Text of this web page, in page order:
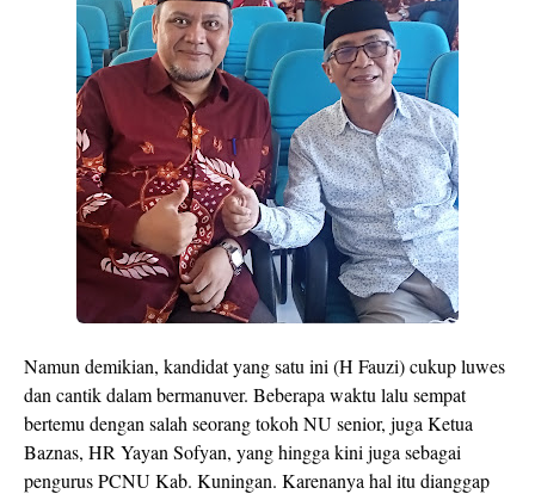
Namun demikian, kandidat yang satu ini (H Fauzi) cukup luwes
dan cantik dalam bermanuver. Beberapa waktu lalu sempat
bertemu dengan salah seorang tokoh NU senior, juga Ketua
Baznas, HR Yayan Sofyan, yang hingga kini juga sebagai
pengurus PCNU Kab. Kuningan. Karenanya hal itu dianggap